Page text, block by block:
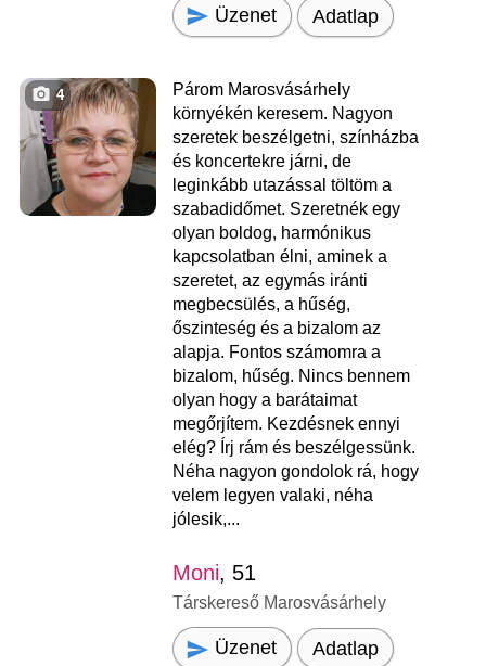
Üzenet Adatlap
4
Párom Marosvásárhely
környékén keresem. Nagyon
szeretek beszélgetni, színházba
és koncertekre járni, de
leginkább utazással töltöm a
szabadidőmet. Szeretnék egy
olyan boldog, harmónikus
kapcsolatban élni, aminek a
szeretet, az egymás iránti
megbecsülés, a hűség,
őszinteség és a bizalom az
alapja. Fontos számomra a
bizalom, hűség. Nincs bennem
olyan hogy a barátaimat
megőrjítem. Kezdésnek ennyi
elég? Írj rám és beszélgessünk.
Néha nagyon gondolok rá, hogy
velem legyen valaki, néha
jólesik,...
Moni, 51
Társkereső Marosvásárhely
Üzenet Adatlap